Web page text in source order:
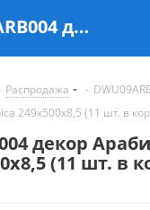
DWU09ARB004 декор Арабика / Arabica 249х500х8,5 (11 шт. в коробке) - купить в Екатеринбурге
Распродажа -
249х500х8,5 (11 шт. в
декор
(11 шт. в